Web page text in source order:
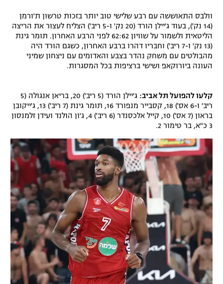
מדיניות פרטיות
תקנון פעילות ספורט 1
הצטרפות לחבילת הערוצים
לוח דרושים – ג'ובנט
תגיות
המגזין
גיימינג E-Sports
וולבס התאוששה עם רבע שלישי טוב יותר בזכות טרשון ת'ורמן
(14 נק'), בעוד ג'יילן הורד (20 נק' ו-5 ריב') הצליח לעצור את הריצה
הליטאית ולשמור על שוויון 62:62 לפני הרבע האחרון. תומר גינת
(13 נק' ו-7 ריב') וחבריו דהרו ברבע האחרון, כשגם הורד היה
מהבולטים עם משחק נהדר בצבע והאדומים עם ניצחון שמיני
העונה ביורוקאפ ושישי ברציפות בכל המסגרות.
קלעו להפועל תל אביב:
ג'יילן הורד (5 ריב') 20, בריאן אנגולה (5
ריב' ו-6 אס') 18, קסבייר מנפורד 16, תומר גינת (7 ריב') 13, ג'ייקובן
בראון (7 אס') 10, קייל אלכסנדר (6 ריב') 4, ג'ון הולנד ועידן זלמנסון
3 כ"א, בר טימור 2.